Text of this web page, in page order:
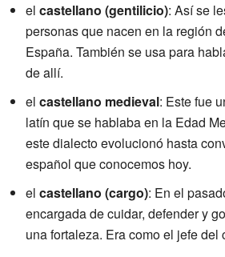
el castellano (gentilicio): Así se
personas que nacen en la región
España. También se usa para
de allí.
el castellano medieval: Este fue
latín que se hablaba en la Edad
este dialecto evolucionó hasta
español que conocemos hoy.
el castellano (cargo): En el
encargada de cuidar, defender y
una fortaleza. Era como el jefe del